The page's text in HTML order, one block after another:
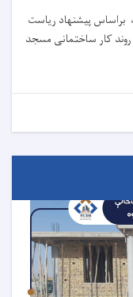
براساس پیشنهاد ریاست
روند کار ساختمانی مسجد